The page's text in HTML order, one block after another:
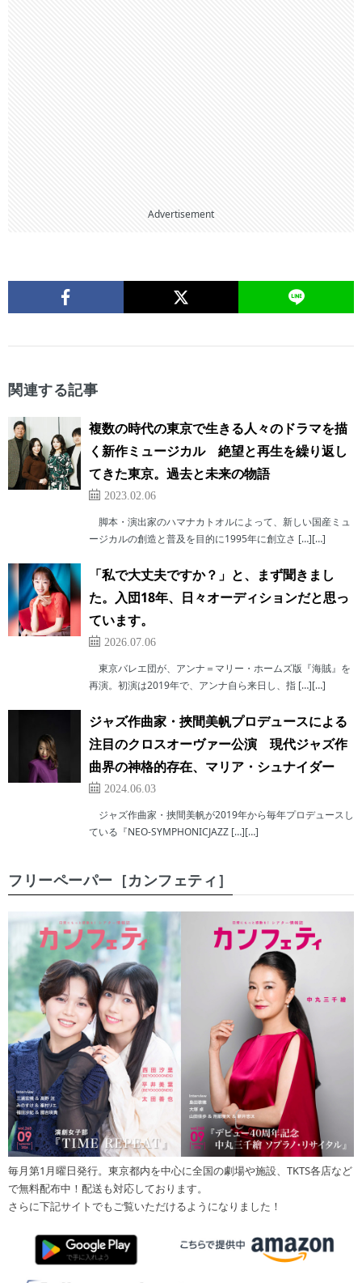
Advertisement
関連する記事
複数の時代の東京で生きる人々のドラマを描
く新作ミュージカル 絶望と再生を繰り返し
てきた東京。過去と未来の物語
2023.02.06
脚本・演出家のハマナカトオルによって、新しい国産ミュ
ージカルの創造と普及を目的に1995年に創立さ […][…]
「私で大丈夫ですか？」と、まず聞きまし
た。入団18年、日々オーディションだと思っ
ています。
2026.07.06
東京バレエ団が、アンナ＝マリー・ホームズ版『海賊』を
再演。初演は2019年で、アンナ自ら来日し、指 […][…]
ジャズ作曲家・挾間美帆プロデュースによる
注目のクロスオーヴァー公演 現代ジャズ作
曲界の神格的存在、マリア・シュナイダー
2024.06.03
ジャズ作曲家・挾間美帆が2019年から毎年プロデュースし
ている『NEO-SYMPHONICJAZZ […][…]
フリーペーパー［カンフェティ］
毎月第1月曜日発行。東京都内を中心に全国の劇場や施設、TKTS各店など
で無料配布中！配送も対応しております。
さらに下記サイトでもご覧いただけるようになりました！